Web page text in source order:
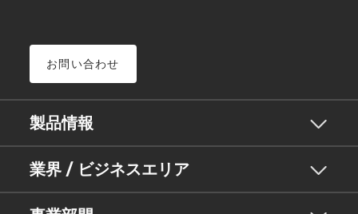
お問い合わせ
製品情報
業界 / ビジネスエリア